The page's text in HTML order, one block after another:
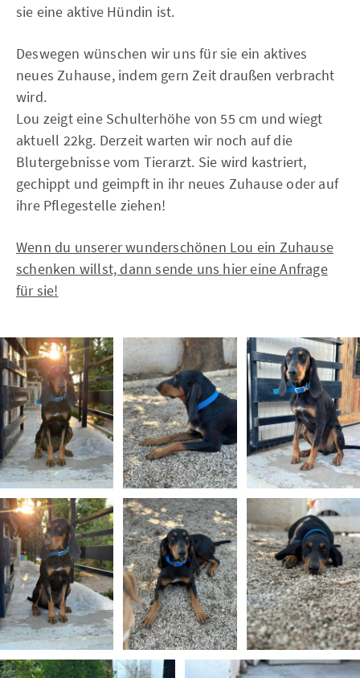
sie eine aktive Hündin ist.
Deswegen wünschen wir uns für sie ein aktives
neues Zuhause, indem gern Zeit draußen verbracht
wird.
Lou zeigt eine Schulterhöhe von 55 cm und wiegt
aktuell 22kg. Derzeit warten wir noch auf die
Blutergebnisse vom Tierarzt. Sie wird kastriert,
gechippt und geimpft in ihr neues Zuhause oder auf
ihre Pflegestelle ziehen!
Wenn du unserer wunderschönen Lou ein Zuhause
schenken willst, dann sende uns hier eine Anfrage
für sie!